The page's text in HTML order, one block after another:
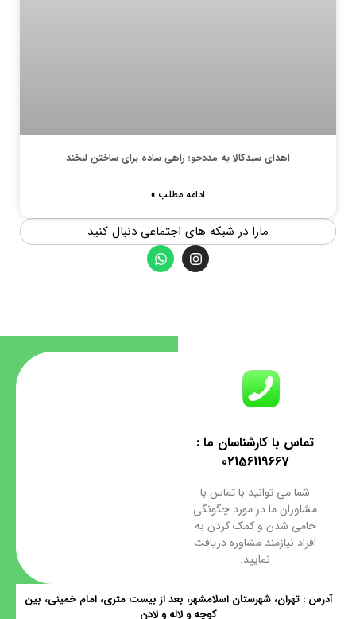
اهدای سبدکالا به مددجو؛ راهی ساده برای ساختن لبخند
ادامه مطلب »
مارا در شبکه های اجتماعی دنبال کنید
تماس با کارشناسان ما :
02156119667
شما می توانید با تماس با
مشاوران ما در مورد چگونگی
حامی شدن و کمک کردن به
افراد نیازمند مشاوره دریافت
نمایید.
آدرس : تهران، شهرستان اسلامشهر، بعد از بیست متری، امام خمینی، بین
کوچه و لاله و لادن